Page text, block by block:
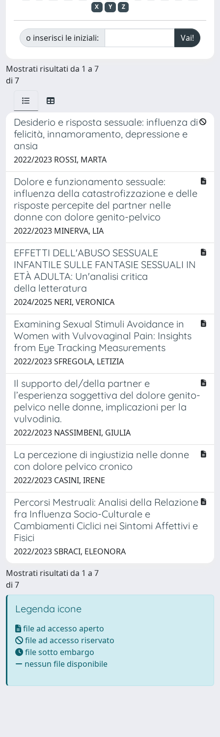
X
Y Z
o inserisci le iniziali:
Mostrati risultati da 1 a 7
di 7
Desiderio e risposta sessuale: influenza di
felicità, innamoramento, depressione e
ansia
2022/2023 ROSSI, MARTA
Dolore e funzionamento sessuale:
influenza della catastrofizzazione e delle
risposte percepite del partner nelle
donne con dolore genito-pelvico
2022/2023 MINERVA, LIA
EFFETTI DELL'ABUSO SESSUALE
INFANTILE SULLE FANTASIE SESSUALI IN
ETÀ ADULTA: Un'analisi critica
della letteratura
2024/2025 NERI, VERONICA
Examining Sexual Stimuli Avoidance in
Women with Vulvovaginal Pain: Insights
from Eye Tracking Measurements
2022/2023 SFREGOLA, LETIZIA
Il supporto del/della partner e
l’esperienza soggettiva del dolore genito-
pelvico nelle donne, implicazioni per la
vulvodinia.
2022/2023 NASSIMBENI, GIULIA
La percezione di ingiustizia nelle donne
con dolore pelvico cronico
2022/2023 CASINI, IRENE
Percorsi Mestruali: Analisi della Relazione
fra Influenza Socio-Culturale e
Cambiamenti Ciclici nei Sintomi Affettivi e
Fisici
2022/2023 SBRACI, ELEONORA
Mostrati risultati da 1 a 7
di 7
Legenda icone
file ad accesso aperto
file ad accesso riservato
file sotto embargo
nessun file disponibile